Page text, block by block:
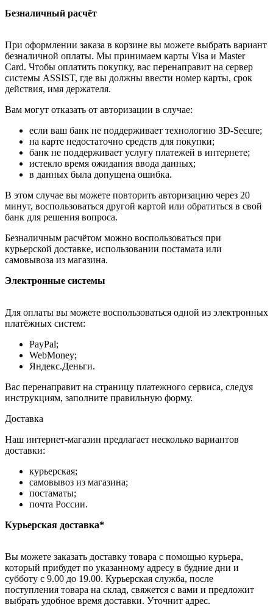
Безналичный расчёт
При оформлении заказа в корзине вы можете выбрать вариант
безналичной оплаты. Мы принимаем карты Visa и Master
Card. Чтобы оплатить покупку, вас перенаправит на сервер
системы ASSIST, где вы должны ввести номер карты, срок
действия, имя держателя.
Вам могут отказать от авторизации в случае:
если ваш банк не поддерживает технологию 3D-Secure;
на карте недостаточно средств для покупки;
банк не поддерживает услугу платежей в интернете;
истекло время ожидания ввода данных;
в данных была допущена ошибка.
В этом случае вы можете повторить авторизацию через 20
минут, воспользоваться другой картой или обратиться в свой
банк для решения вопроса.
Безналичным расчётом можно воспользоваться при
курьерской доставке, использовании постамата или
самовывоза из магазина.
Электронные системы
Для оплаты вы можете воспользоваться одной из электронных
платёжных систем:
PayPal;
WebMoney;
Яндекс.Деньги.
Вас перенаправит на страницу платежного сервиса, следуя
инструкциям, заполните правильную форму.
Доставка
Наш интернет-магазин предлагает несколько вариантов
доставки:
курьерская;
самовывоз из магазина;
постаматы;
почта России.
Курьерская доставка*
Вы можете заказать доставку товара с помощью курьера,
который прибудет по указанному адресу в будние дни и
субботу с 9.00 до 19.00. Курьерская служба, после
поступления товара на склад, свяжется с вами и предложит
выбрать удобное время доставки. Уточнит адрес.